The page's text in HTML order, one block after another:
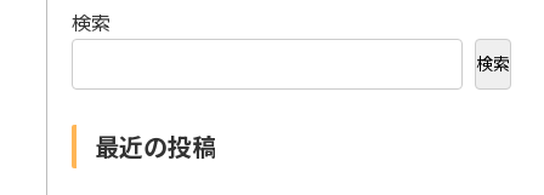
検索
検索
最近の投稿